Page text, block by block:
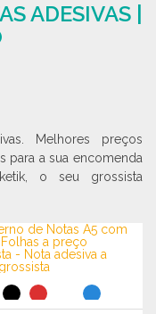
Solicitar um orçamento
ADESIVAS |
Melhores preços
para a sua encomenda
o seu grossista